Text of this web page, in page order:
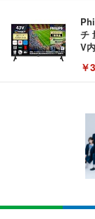
チ
V
￥
【
8
9
【